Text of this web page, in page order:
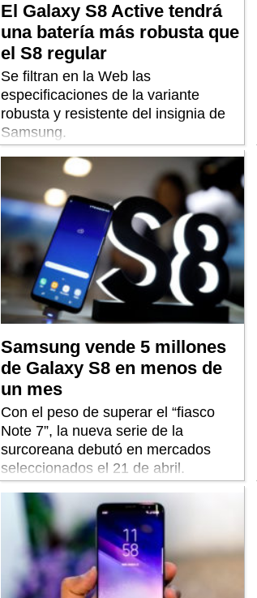
El Galaxy S8 Active tendrá
una batería más robusta que
el S8 regular
Se filtran en la Web las
especificaciones de la variante
robusta y resistente del insignia de
Samsung.
Samsung vende 5 millones
de Galaxy S8 en menos de
un mes
Con el peso de superar el “fiasco
Note 7”, la nueva serie de la
surcoreana debutó en mercados
seleccionados el 21 de abril.